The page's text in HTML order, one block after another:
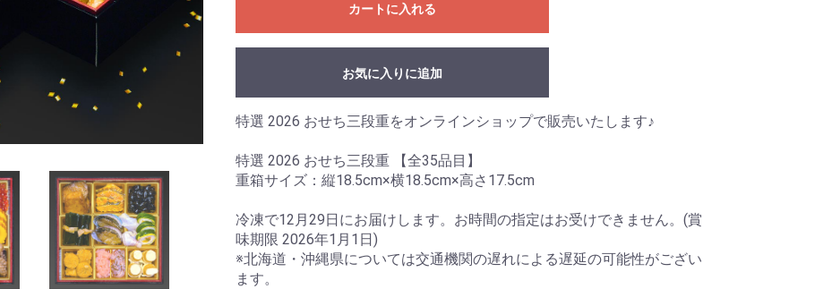
カートに入れる
お気に入りに追加
特選 2026 おせち三段重をオンラインショップで販売いたします♪
特選 2026 おせち三段重 【全35品目】
重箱サイズ：縦18.5cm×横18.5cm×高さ17.5cm
冷凍で12月29日にお届けします。お時間の指定はお受けできません。(賞
味期限 2026年1月1日)
※北海道・沖縄県については交通機関の遅れによる遅延の可能性がござい
ます。